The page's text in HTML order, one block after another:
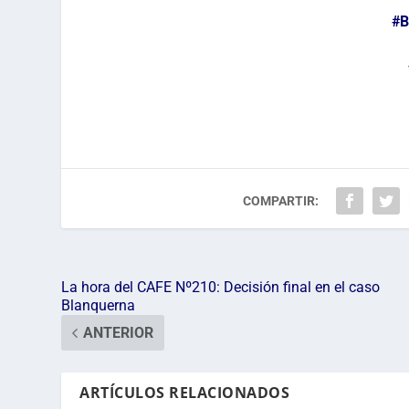
COMPARTIR:
La hora del CAFE Nº210: Decisión final en el caso
Blanquerna
ANTERIOR
ARTÍCULOS RELACIONADOS